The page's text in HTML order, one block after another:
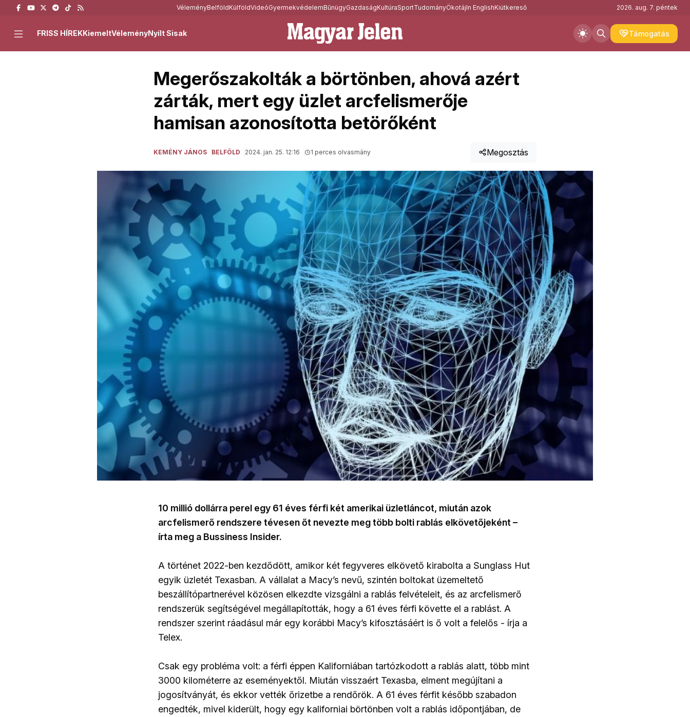
VéleményBelföldKülföldVideóGyermekvédelemBűnügyGazdaságKultúraSportTudományÖkotájIn EnglishKiútkereső 2026. aug. 7. péntek
Támogatás
FRISS HÍREKKiemeltVéleményNyílt Sisak
Megerőszakolták a börtönben, ahová azért
zárták, mert egy üzlet arcfelismerője
hamisan azonosította betörőként
KEMÉNY JÁNOS BELFÖLD 2024. jan. 25. 12:16 1 perces olvasmány Megosztás
10 millió dollárra perel egy 61 éves férfi két amerikai üzletláncot, miután azok
arcfelismerő rendszere tévesen őt nevezte meg több bolti rablás elkövetőjeként –
írta meg a Bussiness Insider.
A történet 2022-ben kezdődött, amikor két fegyveres elkövető kirabolta a Sunglass Hut
egyik üzletét Texasban. A vállalat a Macy’s nevű, szintén boltokat üzemeltető
beszállítópartnerével közösen elkezdte vizsgálni a rablás felvételeit, és az arcfelismerő
rendszerük segítségével megállapították, hogy a 61 éves férfi követte el a rablást. A
rendszer szerint ráadásul már egy korábbi Macy’s kifosztásáért is ő volt a felelős - írja a
Telex.
Csak egy probléma volt: a férfi éppen Kaliforniában tartózkodott a rablás alatt, több mint
3000 kilométerre az eseményektől. Miután visszaért Texasba, elment megújítani a
jogosítványát, és ekkor vették őrizetbe a rendőrök. A 61 éves férfit később szabadon
engedték, mivel kiderült, hogy egy kaliforniai börtönben volt a rablás időpontjában, de